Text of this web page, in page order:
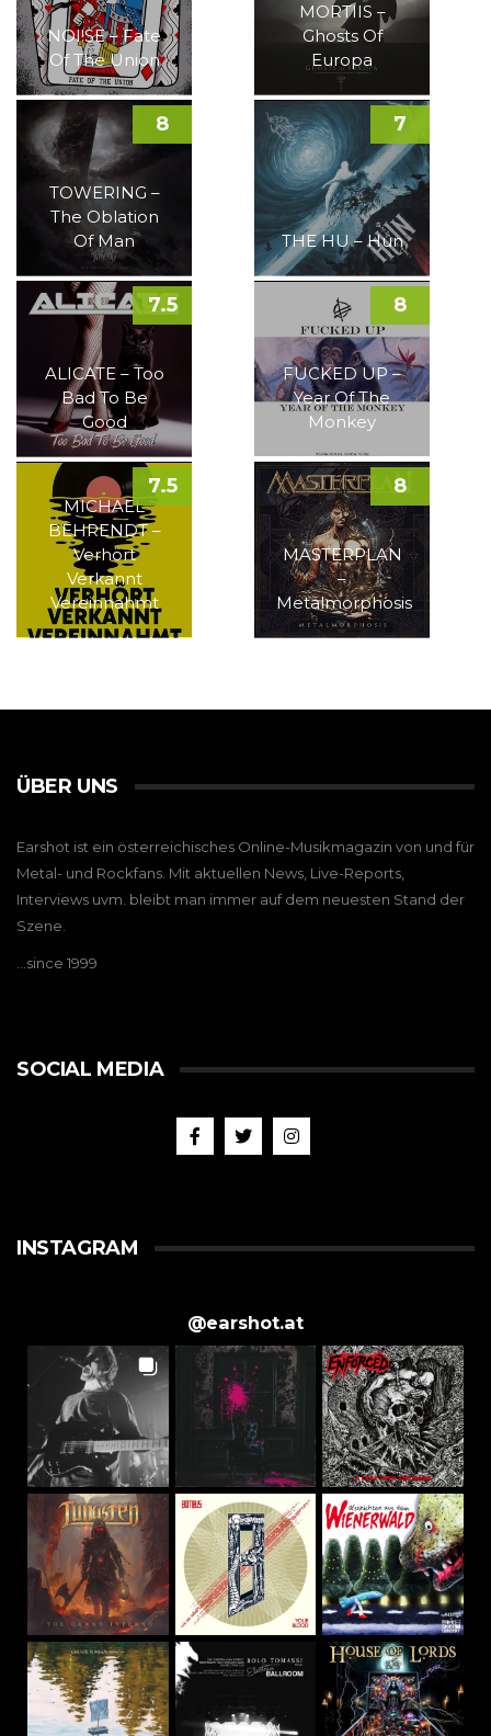
NOI!SE – Fate
Of The Union
MORTIIS –
Ghosts Of
Europa
TOWERING –
The Oblation
Of Man
8
THE HU – Hun
7
ALICATE – Too
Bad To Be
Good
7.5
FUCKED UP –
Year Of The
Monkey
8
MICHAEL
BEHRENDT –
Verhört
Verkannt
Vereinnahmt
7.5
MASTERPLAN
–
Metalmorphosis
8
ÜBER UNS
Earshot ist ein österreichisches Online-Musikmagazin von und für
Metal- und Rockfans. Mit aktuellen News, Live-Reports,
Interviews uvm. bleibt man immer auf dem neuesten Stand der
Szene.
…since 1999
SOCIAL MEDIA
INSTAGRAM
@earshot.at